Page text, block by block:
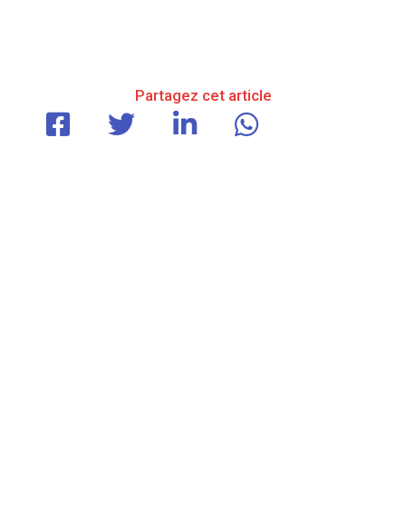
Partagez cet article